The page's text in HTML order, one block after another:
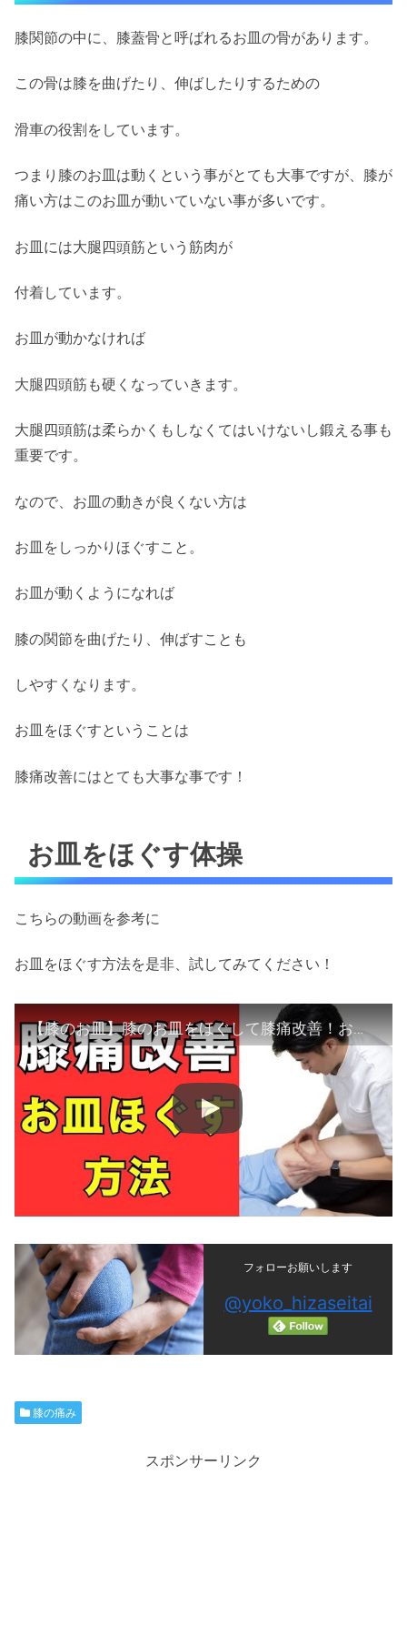
膝関節の中に、膝蓋骨と呼ばれるお皿の骨があります。
この骨は膝を曲げたり、伸ばしたりするための
滑車の役割をしています。
つまり膝のお皿は動くという事がとても大事ですが、膝が
痛い方はこのお皿が動いていない事が多いです。
お皿には大腿四頭筋という筋肉が
付着しています。
お皿が動かなければ
大腿四頭筋も硬くなっていきます。
大腿四頭筋は柔らかくもしなくてはいけないし鍛える事も
重要です。
なので、お皿の動きが良くない方は
お皿をしっかりほぐすこと。
お皿が動くようになれば
膝の関節を曲げたり、伸ばすことも
しやすくなります。
お皿をほぐすということは
膝痛改善にはとても大事な事です！
お皿をほぐす体操
こちらの動画を参考に
お皿をほぐす方法を是非、試してみてください！
【膝のお皿】膝のお皿をほぐして膝痛改善！お皿をほぐす方法
フォローお願いします
@yoko_hizaseitai
膝の痛み
スポンサーリンク